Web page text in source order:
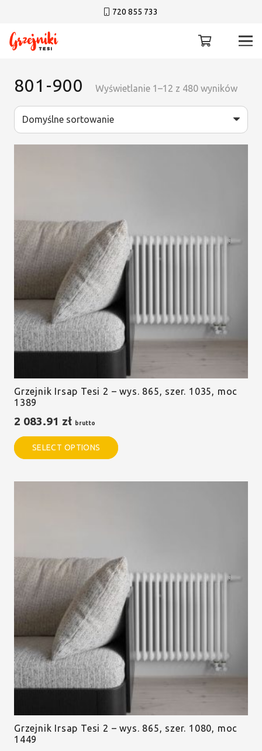
720 855 733
801-900 Wyświetlanie 1–12 z 480 wyników
Grzejnik Irsap Tesi 2 – wys. 865, szer. 1035, moc
1389
2 083.91 zł brutto
SELECT OPTIONS
Grzejnik Irsap Tesi 2 – wys. 865, szer. 1080, moc
1449